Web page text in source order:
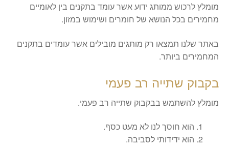
מומלץ לרכוש ממותג ידוע אשר עומד בתקנים בין לאומיים
מחמירים בכל הנושא של חומרים ושימוש במזון.
באתר שלנו תמצאו רק מותגים מובילים אשר עומדים בתקנים
המחמירים ביותר.
בקבוק שתייה רב פעמי
מומלץ להשתמש בבקבוק שתייה רב פעמי.
הוא חוסך לנו לא מעט כסף.
הוא ידידותי לסביבה.